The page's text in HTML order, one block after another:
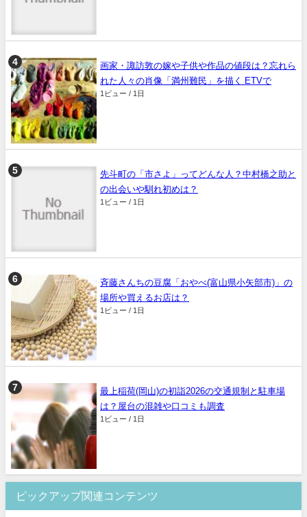
画家・諏訪敦の嫁や子供や作品の値段は？忘れら
れた人々の肖像「満州難民」を描く ETVで
1ビュー / 1日
先斗町の「市さよ」ってどんな人？中村橋之助と
の出会いや馴れ初めは？
1ビュー / 1日
斉藤さんちの豆腐「おやべ(富山県小矢部市)」の
場所や買えるお店は？
1ビュー / 1日
最上稲荷(岡山)の初詣2026の交通規制と駐車場
は？屋台の混雑や口コミも調査
1ビュー / 1日
ピックアップ関連コンテンツ